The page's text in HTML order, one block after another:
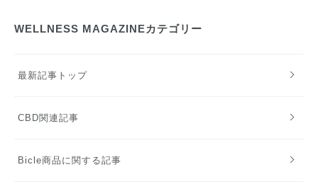
WELLNESS MAGAZINEカテゴリー
最新記事トップ
CBD関連記事
Bicle商品に関する記事